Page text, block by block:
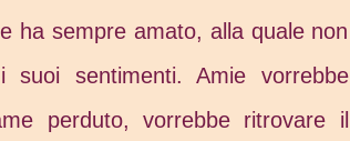
ha sempre amato, alla quale non
suoi sentimenti. Amie vorrebbe
perduto, vorrebbe ritrovare il